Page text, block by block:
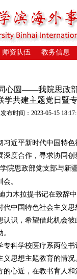
师资队伍 教务信息
心圆——我院思政
学共建主题党日暨
布时间：2023-05-15
近平新时代中国特
度合作，寻求协同
院思政部党支部与新
。
力木拉提书记在致辞中
中国特色社会主义
认识，希望借此机会彼
专科学校医疗系两位
思想主题教育的情
的心近，在教书育人